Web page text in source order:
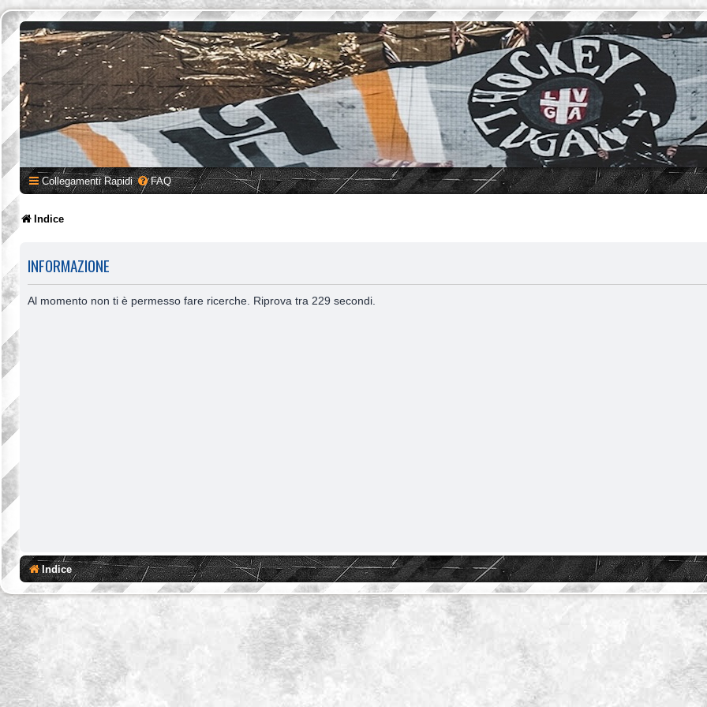
Collegamenti Rapidi FAQ
Indice
INFORMAZIONE
Al momento non ti è permesso fare ricerche. Riprova tra 229 secondi.
Indice